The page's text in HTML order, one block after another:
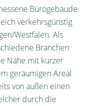
Bürogebäude
verkehrsgünstig
Westfalen. Als
Branchen
Nähe mit kurzer
geräumigen Areal
von außen einen
durch die